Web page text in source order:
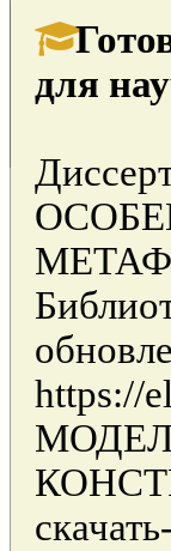
для
https://